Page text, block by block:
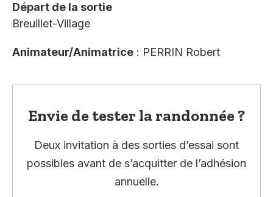
Départ de la sortie
Breuillet-Village
Animateur/Animatrice : PERRIN Robert
Envie de tester la randonnée ?
Deux invitation à des sorties d’essai sont
possibles avant de s’acquitter de l’adhésion
annuelle.